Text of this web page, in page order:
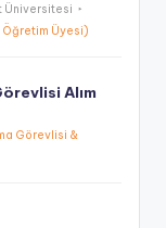
Üniversitesi
Öğretim Üyesi)
Alım
Görevlisi &